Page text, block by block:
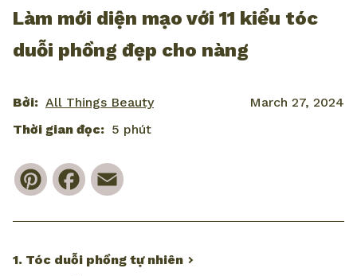
Làm mới diện mạo với 11 kiểu tóc
duỗi phồng đẹp cho nàng
Bởi: All Things Beauty
March 27, 2024
Thời gian đọc: 5 phút
PinterestFacebook
1. Tóc duỗi phồng tự nhiên